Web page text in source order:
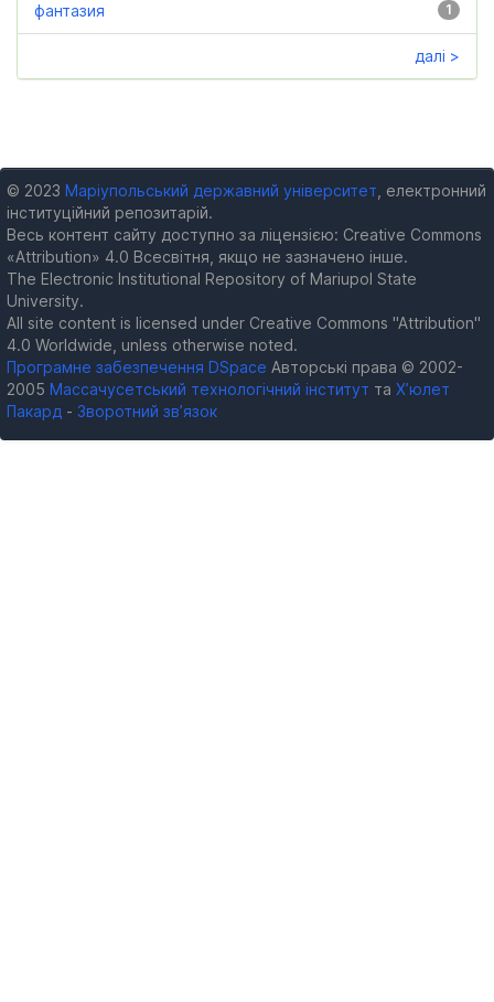
1
фантазия
далі >
© 2023 Маріупольський державний університет , електронний
інституційний репозитарій.
Весь контент сайту доступно за ліцензією: Creative Commons
«Attribution» 4.0 Всесвітня, якщо не зазначено інше.
The Electronic Institutional Repository of Mariupol State
University.
All site content is licensed under Creative Commons "Attribution"
4.0 Worldwide, unless otherwise noted.
Програмне забезпечення DSpace Авторські права © 2002-
2005 Массачусетський технологічний інститут та Х’юлет
Пакард - Зворотний зв’язок